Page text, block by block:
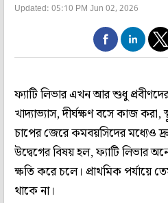
Updated: 05:10 PM Jun 02, 2026
ফ্যাটি লিভার এখন আর শুধু
খাদ্যাভ্যাস, দীর্ঘক্ষণ বসে কাজ
চাপের জেরে কমবয়সিদের মধ্যেও
উদ্বেগের বিষয় হল, ফ্যাটি লিভার
ক্ষতি করে চলে। প্রাথমিক পর্যায়ে
থাকে না।